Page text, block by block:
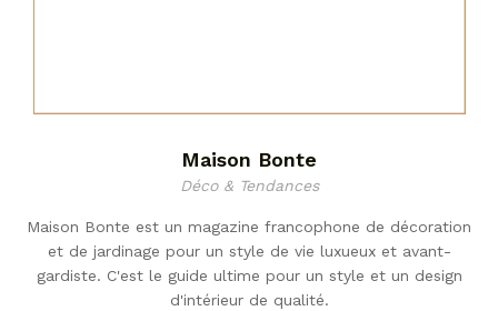
Maison Bonte
Déco & Tendances
Maison Bonte est un magazine francophone de décoration
et de jardinage pour un style de vie luxueux et avant-
gardiste. C'est le guide ultime pour un style et un design
d'intérieur de qualité.